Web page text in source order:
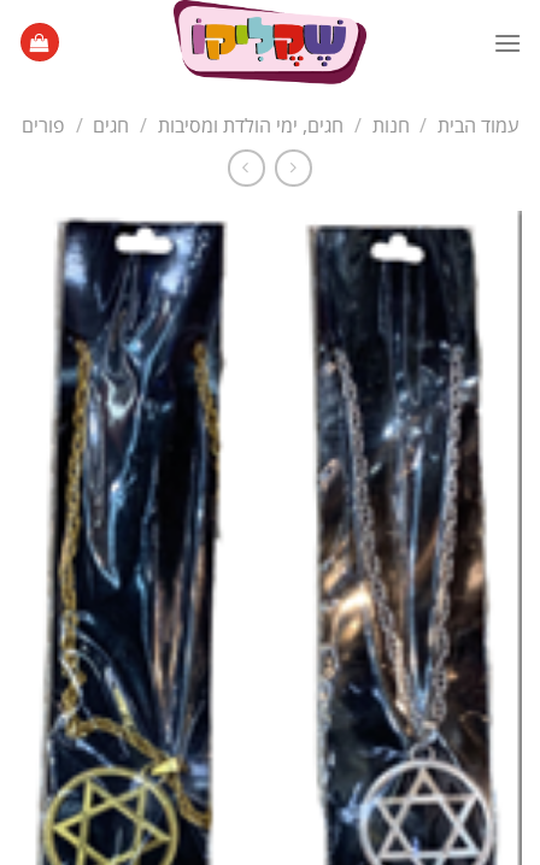
עמוד הבית / חנות / חגים, ימי הולדת ומסיבות / חגים / פורים